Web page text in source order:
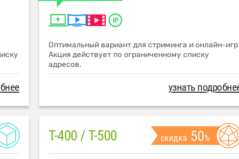
Оптимальный вариант для стриминга и онлайн-игр.
Акция действует по ограниченному списку
адресов.
узнать
T-400 / T-500 скидка 50%